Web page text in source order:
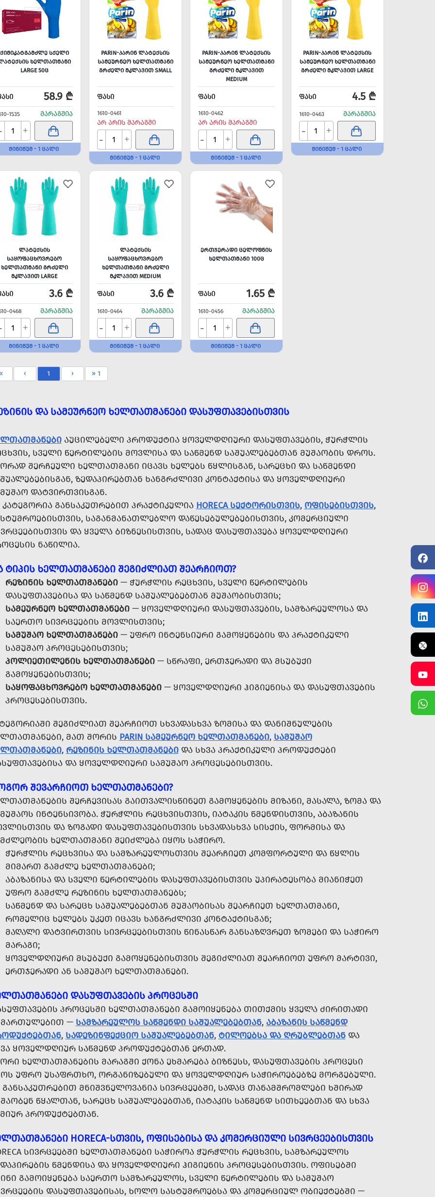
ᲥᲘᲛᲘᲙᲐᲢᲒᲐᲛᲫᲚᲔ ᲡᲥᲔᲚᲘ
ᲮᲔᲚᲗᲐᲗᲛᲐᲜᲘ
LARGE 50Ც
58.9 ₾
1535 ᲛᲐᲠᲐᲒᲨᲘᲐ
+
ᲛᲘᲜᲘᲛᲣᲛ - 1 ᲪᲐᲚᲘ
PARIN-ᲞᲐᲠᲘᲜ ᲚᲐᲢᲔᲥᲡᲘᲡ
ᲡᲐᲛᲔᲣᲠᲜᲔᲝ ᲮᲔᲚᲗᲐᲗᲛᲐᲜᲘ
ᲒᲠᲫᲔᲚᲘ ᲛᲙᲚᲐᲕᲘᲗ SMALL
ᲤᲐᲡᲘ
1610-0461
ᲐᲠ ᲐᲠᲘᲡ ᲛᲐᲠᲐᲒᲨᲘ
- +
ᲛᲘᲜᲘᲛᲣᲛ - 1 ᲪᲐᲚᲘ
PARIN-ᲞᲐᲠᲘᲜ ᲚᲐᲢᲔᲥᲡᲘᲡ
ᲡᲐᲛᲔᲣᲠᲜᲔᲝ ᲮᲔᲚᲗᲐᲗᲛᲐᲜᲘ
ᲒᲠᲫᲔᲚᲘ ᲛᲙᲚᲐᲕᲘᲗ
MEDIUM
ᲤᲐᲡᲘ
1610-0462
ᲐᲠ ᲐᲠᲘᲡ ᲛᲐᲠᲐᲒᲨᲘ
- +
ᲛᲘᲜᲘᲛᲣᲛ - 1 ᲪᲐᲚᲘ
PARIN-ᲞᲐᲠᲘᲜ ᲚᲐᲢᲔᲥᲡᲘᲡ
ᲡᲐᲛᲔᲣᲠᲜᲔᲝ ᲮᲔᲚᲗᲐᲗᲛᲐᲜᲘ
ᲒᲠᲫᲔᲚᲘ ᲛᲙᲚᲐᲕᲘᲗ LARGE
ᲤᲐᲡᲘ 4.5 ₾
1610-0463 ᲛᲐᲠᲐᲒᲨᲘᲐ
- +
ᲛᲘᲜᲘᲛᲣᲛ - 1 ᲪᲐᲚᲘ
ᲚᲐᲢᲔᲥᲡᲘᲡ
ᲡᲐᲧᲝᲤᲐᲪᲮᲝᲕᲠᲔᲑᲝ
ᲮᲔᲚᲗᲐᲗᲛᲐᲜᲘ ᲒᲠᲫᲔᲚᲘ
ᲛᲙᲚᲐᲕᲘᲗ LARGE
3.6 ₾
0468 ᲛᲐᲠᲐᲒᲨᲘᲐ
+
ᲛᲘᲜᲘᲛᲣᲛ - 1 ᲪᲐᲚᲘ
ᲚᲐᲢᲔᲥᲡᲘᲡ
ᲡᲐᲧᲝᲤᲐᲪᲮᲝᲕᲠᲔᲑᲝ
ᲮᲔᲚᲗᲐᲗᲛᲐᲜᲘ ᲒᲠᲫᲔᲚᲘ
ᲛᲙᲚᲐᲕᲘᲗ MEDIUM
ᲤᲐᲡᲘ 3.6 ₾
1610-0464 ᲛᲐᲠᲐᲒᲨᲘᲐ
- +
ᲛᲘᲜᲘᲛᲣᲛ - 1 ᲪᲐᲚᲘ
ᲔᲠᲗᲯᲔᲠᲐᲓᲘ ᲪᲔᲚᲝᲤᲜᲘᲡ
ᲮᲔᲚᲗᲐᲗᲛᲐᲜᲘ 100Ც
ᲤᲐᲡᲘ 1.65 ₾
1610-0456 ᲛᲐᲠᲐᲒᲨᲘᲐ
- +
ᲛᲘᲜᲘᲛᲣᲛ - 1 ᲪᲐᲚᲘ
‹ 1 › » 1
ᲓᲐ ᲡᲐᲛᲔᲣᲠᲜᲔᲝ ᲮᲔᲚᲗᲐᲗᲛᲐᲜᲔᲑᲘ ᲓᲐᲡᲣᲤᲗᲐᲕᲔᲑᲘᲡᲗᲕᲘᲡ
ᲐᲣᲪᲘᲚᲔᲑᲔᲚᲘ ᲞᲠᲝᲓᲣᲥᲢᲘᲐ ᲧᲝᲕᲔᲚᲓᲦᲘᲣᲠᲘ ᲓᲐᲡᲣᲤᲗᲐᲕᲔᲑᲘᲡ, ᲭᲣᲠᲭᲚᲘᲡ
ᲡᲕᲔᲚᲘ ᲬᲔᲠᲢᲘᲚᲔᲑᲘᲡ ᲛᲝᲕᲚᲘᲡᲐ ᲓᲐ ᲡᲐᲬᲛᲔᲜᲓ ᲡᲐᲨᲣᲐᲚᲔᲑᲔᲑᲗᲐᲜ ᲛᲣᲨᲐᲝᲑᲘᲡ ᲓᲠᲝᲡ.
ᲨᲔᲠᲩᲔᲣᲚᲘ ᲮᲔᲚᲗᲐᲗᲛᲐᲜᲘ ᲘᲪᲐᲕᲡ ᲮᲔᲚᲔᲑᲡ ᲬᲧᲚᲘᲡᲒᲐᲜ, ᲡᲐᲠᲔᲪᲮᲘ ᲓᲐ ᲡᲐᲬᲛᲔᲜᲓᲘ
ᲖᲔᲓᲐᲞᲘᲠᲔᲑᲗᲐᲜ ᲮᲐᲜᲒᲠᲫᲚᲘᲕᲘ ᲙᲝᲜᲢᲐᲥᲢᲘᲡᲐ ᲓᲐ ᲧᲝᲕᲔᲚᲓᲦᲘᲣᲠᲘ
ᲓᲐᲢᲕᲘᲠᲗᲕᲘᲡᲒᲐᲜ.
ᲙᲐᲢᲔᲒᲝᲠᲘᲐ ᲒᲐᲜᲡᲐᲙᲣᲗᲠᲔᲑᲘᲗ ᲞᲠᲐᲥᲢᲘᲙᲣᲚᲘᲐ HORECA ᲡᲔᲥᲢᲝᲠᲘᲡᲗᲕᲘᲡ, ᲝᲤᲘᲡᲔᲑᲘᲡᲗᲕᲘᲡ,
ᲡᲐᲒᲐᲜᲛᲐᲜᲐᲗᲚᲔᲑᲚᲝ ᲓᲐᲬᲔᲡᲔᲑᲣᲚᲔᲑᲔᲑᲘᲡᲗᲕᲘᲡ, ᲙᲝᲛᲔᲠᲪᲘᲣᲚᲘ
ᲓᲐ ᲧᲕᲔᲚᲐ ᲑᲘᲖᲜᲔᲡᲘᲡᲗᲕᲘᲡ, ᲡᲐᲓᲐᲪ ᲓᲐᲡᲣᲤᲗᲐᲕᲔᲑᲐ ᲧᲝᲕᲔᲚᲓᲦᲘᲣᲠᲘ
ᲜᲐᲬᲘᲚᲘᲐ.
ᲢᲘᲞᲘᲡ ᲮᲔᲚᲗᲐᲗᲛᲐᲜᲔᲑᲘ ᲨᲔᲒᲘᲫᲚᲘᲐᲗ ᲨᲔᲐᲠᲩᲘᲝᲗ?
ᲠᲔᲖᲘᲜᲘᲡ ᲮᲔᲚᲗᲐᲗᲛᲐᲜᲔᲑᲘ— ᲭᲣᲠᲭᲚᲘᲡ ᲠᲔᲪᲮᲕᲘᲡ, ᲡᲕᲔᲚᲘ ᲬᲔᲠᲢᲘᲚᲔᲑᲘᲡ
ᲓᲐᲡᲣᲤᲗᲐᲕᲔᲑᲘᲡᲐ ᲓᲐ ᲡᲐᲬᲛᲔᲜᲓ ᲡᲐᲨᲣᲐᲚᲔᲑᲔᲑᲗᲐᲜ ᲛᲣᲨᲐᲝᲑᲘᲡᲗᲕᲘᲡ;
ᲡᲐᲛᲔᲣᲠᲜᲔᲝ ᲮᲔᲚᲗᲐᲗᲛᲐᲜᲔᲑᲘ— ᲧᲝᲕᲔᲚᲓᲦᲘᲣᲠᲘ ᲓᲐᲡᲣᲤᲗᲐᲕᲔᲑᲘᲡ, ᲡᲐᲛᲖᲐᲠᲔᲣᲚᲝᲡᲐ ᲓᲐ
ᲡᲐᲔᲠᲗᲝ ᲡᲘᲕᲠᲪᲔᲔᲑᲘᲡ ᲛᲝᲕᲚᲘᲡᲗᲕᲘᲡ;
ᲡᲐᲛᲣᲨᲐᲝ ᲮᲔᲚᲗᲐᲗᲛᲐᲜᲔᲑᲘ— ᲣᲤᲠᲝ ᲘᲜᲢᲔᲜᲡᲘᲣᲠᲘ ᲒᲐᲛᲝᲧᲔᲜᲔᲑᲘᲡ ᲓᲐ ᲞᲠᲐᲥᲢᲘᲙᲣᲚᲘ
ᲡᲐᲛᲣᲨᲐᲝ ᲞᲠᲝᲪᲔᲡᲔᲑᲘᲡᲗᲕᲘᲡ;
ᲞᲝᲚᲘᲔᲗᲘᲚᲔᲜᲘᲡ ᲮᲔᲚᲗᲐᲗᲛᲐᲜᲔᲑᲘ— ᲡᲬᲠᲐᲤᲘ, ᲔᲠᲗᲯᲔᲠᲐᲓᲘ ᲓᲐ ᲛᲡᲣᲑᲣᲥᲘ
ᲒᲐᲛᲝᲧᲔᲜᲔᲑᲘᲡᲗᲕᲘᲡ;
ᲡᲐᲧᲝᲤᲐᲪᲮᲝᲕᲠᲔᲑᲝ ᲮᲔᲚᲗᲐᲗᲛᲐᲜᲔᲑᲘ— ᲧᲝᲕᲔᲚᲓᲦᲘᲣᲠᲘ ᲰᲘᲒᲘᲔᲜᲘᲡᲐ ᲓᲐ ᲓᲐᲡᲣᲤᲗᲐᲕᲔᲑᲘᲡ
ᲞᲠᲝᲪᲔᲡᲔᲑᲘᲡᲗᲕᲘᲡ.
ᲨᲔᲒᲘᲫᲚᲘᲐᲗ ᲨᲔᲐᲠᲩᲘᲝᲗ ᲡᲮᲕᲐᲓᲐᲡᲮᲕᲐ ᲖᲝᲛᲘᲡᲐ ᲓᲐ ᲓᲐᲜᲘᲨᲜᲣᲚᲔᲑᲘᲡ
ᲛᲐᲗ ᲨᲝᲠᲘᲡ PARIN ᲡᲐᲛᲔᲣᲠᲜᲔᲝ ᲮᲔᲚᲗᲐᲗᲛᲐᲜᲔᲑᲘ, ᲡᲐᲛᲣᲨᲐᲝ
, ᲠᲔᲖᲘᲜᲘᲡ ᲮᲔᲚᲗᲐᲗᲛᲐᲜᲔᲑᲘᲓᲐ ᲡᲮᲕᲐ ᲞᲠᲐᲥᲢᲘᲙᲣᲚᲘ ᲞᲠᲝᲓᲣᲥᲢᲔᲑᲘ
ᲓᲐ ᲧᲝᲕᲔᲚᲓᲦᲘᲣᲠᲘ ᲡᲐᲛᲣᲨᲐᲝ ᲞᲠᲝᲪᲔᲡᲔᲑᲘᲡᲗᲕᲘᲡ.
ᲨᲔᲕᲐᲠᲩᲘᲝᲗ ᲮᲔᲚᲗᲐᲗᲛᲐᲜᲔᲑᲘ?
ᲨᲔᲠᲩᲔᲕᲘᲡᲐᲡ ᲒᲐᲘᲗᲕᲐᲚᲘᲡᲬᲘᲜᲔᲗ ᲒᲐᲛᲝᲧᲔᲜᲔᲑᲘᲡ ᲛᲘᲖᲐᲜᲘ, ᲛᲐᲡᲐᲚᲐ, ᲖᲝᲛᲐ ᲓᲐ
ᲘᲜᲢᲔᲜᲡᲘᲕᲝᲑᲐ. ᲭᲣᲠᲭᲚᲘᲡ ᲠᲔᲪᲮᲕᲘᲡᲗᲕᲘᲡ, ᲘᲐᲢᲐᲙᲘᲡ ᲬᲛᲔᲜᲓᲘᲡᲗᲕᲘᲡ, ᲐᲑᲐᲖᲐᲜᲘᲡ
ᲓᲐ ᲖᲝᲒᲐᲓᲘ ᲓᲐᲡᲣᲤᲗᲐᲕᲔᲑᲘᲡᲗᲕᲘᲡ ᲡᲮᲕᲐᲓᲐᲡᲮᲕᲐ ᲡᲘᲡᲥᲘᲡ, ᲤᲝᲠᲛᲘᲡᲐ ᲓᲐ
ᲮᲔᲚᲗᲐᲗᲛᲐᲜᲘ ᲨᲔᲘᲫᲚᲔᲑᲐ ᲘᲧᲝᲡ ᲡᲐᲭᲘᲠᲝ.
ᲭᲣᲠᲭᲚᲘᲡ ᲠᲔᲪᲮᲕᲘᲡᲐ ᲓᲐ ᲡᲐᲛᲖᲐᲠᲔᲣᲚᲝᲡᲗᲕᲘᲡ ᲨᲔᲐᲠᲩᲘᲔᲗ ᲙᲝᲛᲤᲝᲠᲢᲣᲚᲘ ᲓᲐ ᲬᲧᲚᲘᲡ
ᲛᲘᲛᲐᲠᲗ ᲒᲐᲛᲫᲚᲔ ᲮᲔᲚᲗᲐᲗᲛᲐᲜᲔᲑᲘ;
ᲐᲑᲐᲖᲐᲜᲘᲡᲐ ᲓᲐ ᲡᲕᲔᲚᲘ ᲬᲔᲠᲢᲘᲚᲔᲑᲘᲡ ᲓᲐᲡᲣᲤᲗᲐᲕᲔᲑᲘᲡᲗᲕᲘᲡ ᲣᲞᲘᲠᲐᲢᲔᲡᲝᲑᲐ ᲛᲘᲐᲜᲘᲭᲔᲗ
ᲣᲤᲠᲝ ᲒᲐᲛᲫᲚᲔ ᲠᲔᲖᲘᲜᲘᲡ ᲮᲔᲚᲗᲐᲗᲛᲐᲜᲔᲑᲡ;
ᲡᲐᲬᲛᲔᲜᲓ ᲓᲐ ᲡᲐᲠᲔᲪᲮ ᲡᲐᲨᲣᲐᲚᲔᲑᲔᲑᲗᲐᲜ ᲛᲣᲨᲐᲝᲑᲘᲡᲐᲡ ᲨᲔᲐᲠᲩᲘᲔᲗ ᲮᲔᲚᲗᲐᲗᲛᲐᲜᲘ,
ᲠᲝᲛᲔᲚᲘᲪ ᲮᲔᲚᲔᲑᲡ ᲣᲙᲔᲗ ᲘᲪᲐᲕᲡ ᲮᲐᲜᲒᲠᲫᲚᲘᲕᲘ ᲙᲝᲜᲢᲐᲥᲢᲘᲡᲒᲐᲜ;
ᲛᲐᲦᲐᲚᲘ ᲓᲐᲢᲕᲘᲠᲗᲕᲘᲡ ᲡᲘᲕᲠᲪᲔᲔᲑᲘᲡᲗᲕᲘᲡ ᲬᲘᲜᲐᲡᲬᲐᲠ ᲒᲐᲜᲡᲐᲖᲦᲕᲠᲔᲗ ᲖᲝᲛᲔᲑᲘ ᲓᲐ ᲡᲐᲭᲘᲠᲝ
ᲛᲐᲠᲐᲒᲘ;
ᲧᲝᲕᲔᲚᲓᲦᲘᲣᲠᲘ ᲛᲡᲣᲑᲣᲥᲘ ᲒᲐᲛᲝᲧᲔᲜᲔᲑᲘᲡᲗᲕᲘᲡ ᲨᲔᲒᲘᲫᲚᲘᲐᲗ ᲨᲔᲐᲠᲩᲘᲝᲗ ᲣᲤᲠᲝ ᲛᲐᲠᲢᲘᲕᲘ,
ᲔᲠᲗᲯᲔᲠᲐᲓᲘ ᲐᲜ ᲡᲐᲛᲣᲨᲐᲝ ᲮᲔᲚᲗᲐᲗᲛᲐᲜᲔᲑᲘ.
ᲓᲐᲡᲣᲤᲗᲐᲕᲔᲑᲘᲡ ᲞᲠᲝᲪᲔᲡᲨᲘ
ᲞᲠᲝᲪᲔᲡᲨᲘ ᲮᲔᲚᲗᲐᲗᲛᲐᲜᲔᲑᲘ ᲒᲐᲛᲝᲘᲧᲔᲜᲔᲑᲐ ᲗᲘᲗᲥᲛᲘᲡ ᲧᲕᲔᲚᲐ ᲫᲘᲠᲘᲗᲐᲓᲘ
— ᲡᲐᲛᲖᲐᲠᲔᲣᲚᲝᲡ ᲡᲐᲬᲛᲔᲜᲓᲘ ᲡᲐᲨᲣᲐᲚᲔᲑᲔᲑᲗᲐᲜ, ᲐᲑᲐᲖᲐᲜᲘᲡ ᲡᲐᲬᲛᲔᲜᲓ
, ᲡᲐᲓᲔᲖᲘᲜᲤᲔᲥᲪᲘᲝ ᲡᲐᲨᲣᲐᲚᲔᲑᲔᲑᲗᲐᲜ, ᲢᲘᲚᲝᲔᲑᲡᲐ ᲓᲐ ᲦᲠᲣᲑᲚᲔᲑᲗᲐᲜᲓᲐ
ᲧᲝᲕᲔᲚᲓᲦᲘᲣᲠ ᲡᲐᲬᲛᲔᲜᲓ ᲞᲠᲝᲓᲣᲥᲢᲔᲑᲗᲐᲜ ᲔᲠᲗᲐᲓ.
ᲮᲔᲚᲗᲐᲗᲛᲐᲜᲔᲑᲘᲡ ᲛᲐᲠᲐᲒᲨᲘ ᲥᲝᲜᲐ ᲔᲮᲛᲐᲠᲔᲑᲐ ᲑᲘᲖᲜᲔᲡᲡ, ᲓᲐᲡᲣᲤᲗᲐᲕᲔᲑᲘᲡ ᲞᲠᲝᲪᲔᲡᲘ
ᲣᲤᲠᲝ ᲣᲡᲐᲤᲠᲗᲮᲝ, ᲝᲠᲒᲐᲜᲘᲖᲔᲑᲣᲚᲘ ᲓᲐ ᲧᲝᲕᲔᲚᲓᲦᲘᲣᲠ ᲡᲐᲭᲘᲠᲝᲔᲑᲔᲑᲖᲔ ᲛᲝᲠᲒᲔᲑᲣᲚᲘ.
ᲒᲐᲜᲡᲐᲙᲣᲗᲠᲔᲑᲘᲗ ᲛᲜᲘᲨᲕᲜᲔᲚᲝᲕᲐᲜᲘᲐ ᲡᲘᲕᲠᲪᲔᲔᲑᲨᲘ, ᲡᲐᲓᲐᲪ ᲗᲐᲜᲐᲛᲨᲠᲝᲛᲚᲔᲑᲘ ᲮᲨᲘᲠᲐᲓ
ᲬᲧᲐᲚᲗᲐᲜ, ᲡᲐᲠᲔᲪᲮ ᲡᲐᲨᲣᲐᲚᲔᲑᲔᲑᲗᲐᲜ, ᲘᲐᲢᲐᲙᲘᲡ ᲡᲐᲬᲛᲔᲜᲓ ᲡᲘᲗᲮᲔᲔᲑᲗᲐᲜ ᲓᲐ ᲡᲮᲕᲐ
ᲞᲠᲝᲓᲣᲥᲢᲔᲑᲗᲐᲜ.
HORECA-ᲡᲗᲕᲘᲡ, ᲝᲤᲘᲡᲔᲑᲘᲡᲐ ᲓᲐ ᲙᲝᲛᲔᲠᲪᲘᲣᲚᲘ ᲡᲘᲕᲠᲪᲔᲔᲑᲘᲡᲗᲕᲘᲡ
ᲡᲘᲕᲠᲪᲔᲔᲑᲨᲘ ᲮᲔᲚᲗᲐᲗᲛᲐᲜᲔᲑᲘ ᲡᲐᲭᲘᲠᲝᲐ ᲭᲣᲠᲭᲚᲘᲡ ᲠᲔᲪᲮᲕᲘᲡ, ᲡᲐᲛᲖᲐᲠᲔᲣᲚᲝᲡ
ᲬᲛᲔᲜᲓᲘᲡᲐ ᲓᲐ ᲧᲝᲕᲔᲚᲓᲦᲘᲣᲠᲘ ᲰᲘᲒᲘᲔᲜᲘᲡ ᲞᲠᲝᲪᲔᲡᲔᲑᲘᲡᲗᲕᲘᲡ. ᲝᲤᲘᲡᲔᲑᲨᲘ
ᲒᲐᲛᲝᲘᲧᲔᲜᲔᲑᲐ ᲡᲐᲔᲠᲗᲝ ᲡᲐᲛᲖᲐᲠᲔᲣᲚᲝᲡ, ᲡᲕᲔᲚᲘ ᲬᲔᲠᲢᲘᲚᲔᲑᲘᲡ ᲓᲐ ᲡᲐᲛᲣᲨᲐᲝ
ᲓᲐᲡᲣᲤᲗᲐᲕᲔᲑᲘᲡᲐᲡ, ᲮᲝᲚᲝ ᲡᲐᲡᲢᲣᲛᲠᲝᲔᲑᲡᲐ ᲓᲐ ᲙᲝᲛᲔᲠᲪᲘᲣᲚ ᲝᲑᲘᲔᲥᲢᲔᲑᲨᲘ —